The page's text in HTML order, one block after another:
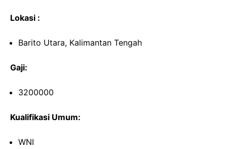
Lokasi :
Barito Utara, Kalimantan Tengah
Gaji:
3200000
Kualifikasi Umum:
WNI